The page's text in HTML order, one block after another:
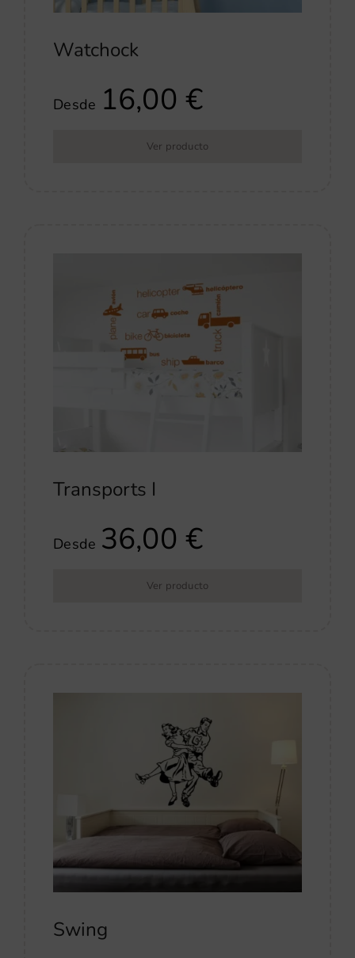
Watchock
Desde 16,00€
Ver producto
Transports I
Desde 36,00€
Ver producto
Swing